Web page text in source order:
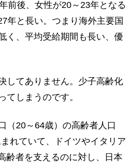
前後、女性が20～23年となる
年と長い。つまり海外主要国
く、平均受給期間も長い、優
してありません。少子高齢化
てしまうのです。
（20～64歳）の高齢者人口
れていて、ドイツやイタリア
齢者を支えるのに対し、日本